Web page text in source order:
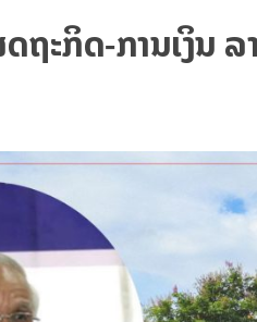
ຖະກິດ-ການເງິນ